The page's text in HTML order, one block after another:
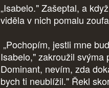
„Isabelo." Zašeptal, a
viděla v nich pomalu
„Pochopím, jestli mne
Isabelo," zakroužil svýma
Dominant, nevím, zda
bych ti neublížil." Řekl